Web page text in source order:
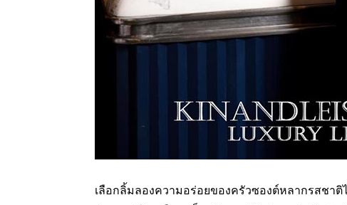
เลือกลิ้มลองความอร่อยของครัวซองต์หลากรสชาติ